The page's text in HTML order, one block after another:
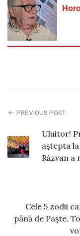
PREVIOUS POST
Uluitor!
aștepta
Răzvan a
Cele 5 zodii
până de Paște.